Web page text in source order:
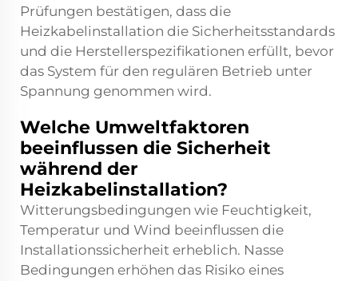
Prüfungen bestätigen, dass die
Heizkabelinstallation die Sicherheitsstandards
und die Herstellerspezifikationen erfüllt, bevor
das System für den regulären Betrieb unter
Spannung genommen wird.
Welche Umweltfaktoren
beeinflussen die Sicherheit
während der
Heizkabelinstallation?
Witterungsbedingungen wie Feuchtigkeit,
Temperatur und Wind beeinflussen die
Installationssicherheit erheblich. Nasse
Bedingungen erhöhen das Risiko eines